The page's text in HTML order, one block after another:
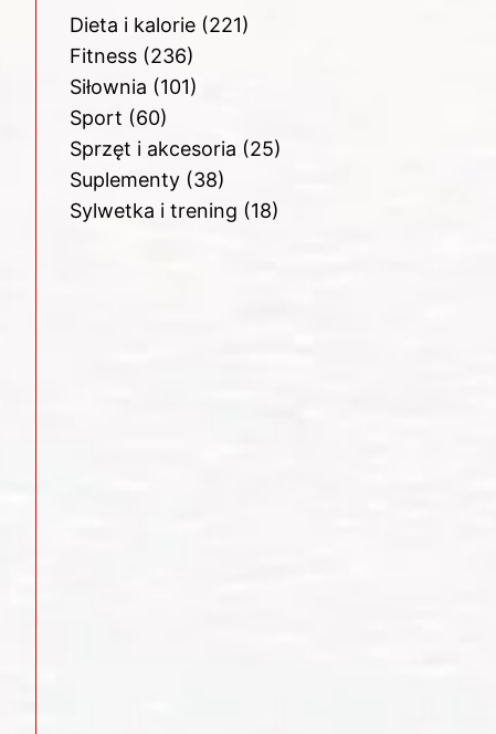
Dieta i kalorie(221)
Fitness(236)
Siłownia (101)
Sport (60)
Sprzęt i akcesoria (25)
Suplementy(38)
Sylwetka i trening (18)